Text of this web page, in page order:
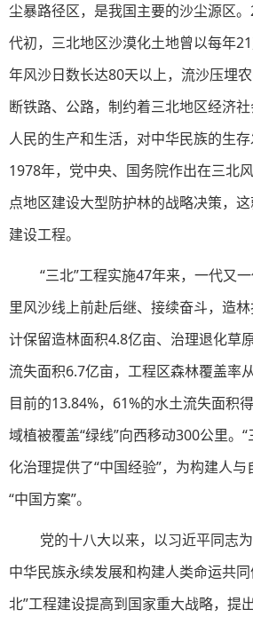
尘暴路径区，是我国主要的沙尘源区
代初，三北地区沙漠化土地曾以每年21
年风沙日数长达80天以上，流沙压埋
断铁路、公路，制约着三北地区经济
人民的生产和生活，对中华民族的生存
1978年，党中央、国务院作出在三北
点地区建设大型防护林的战略决策，
建设工程。
“三北”工程实施47年来，一代又
里风沙线上前赴后继、接续奋斗，造
计保留造林面积4.8亿亩、治理退化草
流失面积6.7亿亩，工程区森林覆盖率
目前的13.84%，61%的水土流失面积
域植被覆盖“绿线”向西移动300公里。
化治理提供了“中国经验”，为构建人
“中国方案”。
党的十八大以来，以习近平同志
中华民族永续发展和构建人类命运共
北”工程建设提高到国家重大战略，提